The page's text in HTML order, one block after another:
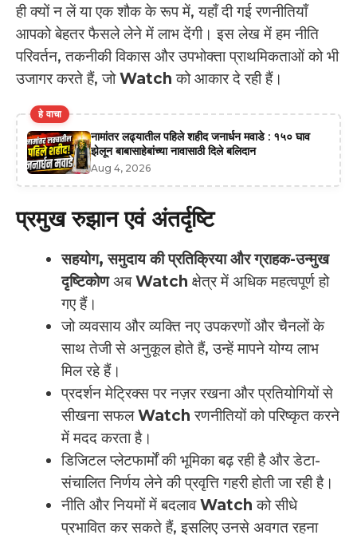
ही क्यों न लें या एक शौक के रूप में, यहाँ दी गई रणनीतियाँ
आपको बेहतर फैसले लेने में लाभ देंगी। इस लेख में हम नीति
परिवर्तन, तकनीकी विकास और उपभोक्ता प्राथमिकताओं को भी
उजागर करते हैं, जोWatch को आकार दे रही हैं।
हे वाचा
नामांतर लढ्यातील पहिले शहीद जनार्धन मवाडे : १५० घाव
झेलून बाबासाहेबांच्या नावासाठी दिले बलिदान
Aug 4, 2026
प्रमुख रुझान एवं अंतर्दृष्टि
सहयोग, समुदाय की प्रतिक्रिया और ग्राहक-उन्मुख
दृष्टिकोणअबWatch क्षेत्र में अधिक महत्वपूर्ण हो
गए हैं।
जो व्यवसाय और व्यक्ति नए उपकरणों और चैनलों के
साथ तेजी से अनुकूल होते हैं, उन्हें मापने योग्य लाभ
मिल रहे हैं।
प्रदर्शन मेट्रिक्स पर नज़र रखना और प्रतियोगियों से
सीखना सफलWatch रणनीतियों को परिष्कृत करने
में मदद करता है।
डिजिटल प्लेटफार्मों की भूमिका बढ़ रही है और डेटा-
संचालित निर्णय लेने की प्रवृत्ति गहरी होती जा रही है।
नीति और नियमों में बदलावWatch को सीधे
प्रभावित कर सकते हैं, इसलिए उनसे अवगत रहना